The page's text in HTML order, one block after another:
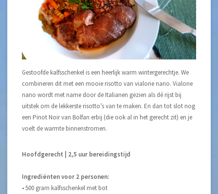
Gestoofde kalfsschenkel is een heerlijk warm wintergerechtje. We
combineren dit met een mooie risotto van vialone nano. Vialone
nano wordt met name door de Italianen gezien als dé rijst bij
uitstek om de lekkerste risotto’s van te maken. En dan tot slot nog
een Pinot Noir van Bolfan erbij (die ook al in het gerecht zit) en je
voelt de warmte binnenstromen.
Hoofdgerecht | 2,5 uur bereidingstijd
Ingrediënten voor 2 personen:
• 500 gram kalfsschenkel met bot